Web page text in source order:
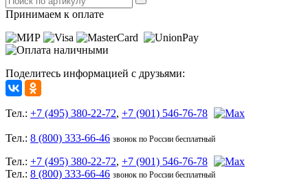
Принимаем к оплате
Поделитесь информацией с друзьями:
Тел.: +7 (495) 380-22-72, +7 (901) 546-76-78
Тел.: 8 (800) 333-66-46 звонок по России бесплатный
Тел.: +7 (495) 380-22-72, +7 (901) 546-76-78
Тел.: 8 (800) 333-66-46 звонок по России бесплатный